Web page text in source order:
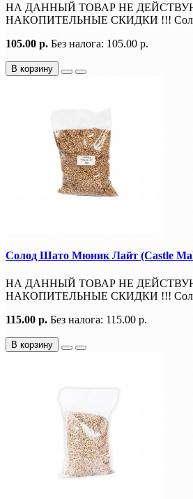
НА ДАННЫЙ ТОВАР НЕ
НАКОПИТЕЛЬНЫЕ СКИДКИ !!!
105.00 р. Без налога: 105.00 р.
В корзину
Солод Шато Мюник Лайт (Castle
НА ДАННЫЙ ТОВАР НЕ
НАКОПИТЕЛЬНЫЕ СКИДКИ !!!
115.00 р. Без налога: 115.00 р.
В корзину